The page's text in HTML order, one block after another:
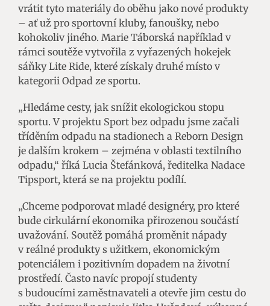
vrátit tyto materiály do oběhu jako nové produkty
– ať už pro sportovní kluby, fanoušky, nebo
kohokoliv jiného. Marie Táborská například v
rámci soutěže vytvořila z vyřazených hokejek
sáňky Lite Ride, které získaly druhé místo v
kategorii Odpad ze sportu.
„Hledáme cesty, jak snížit ekologickou stopu
sportu. V projektu Sport bez odpadu jsme začali
tříděním odpadu na stadionech a Reborn Design
je dalším krokem – zejména v oblasti textilního
odpadu,“ říká Lucia Štefánková, ředitelka Nadace
Tipsport, která se na projektu podílí.
„Chceme podporovat mladé designéry, pro které
bude cirkulární ekonomika přirozenou součástí
uvažování. Soutěž pomáhá proměnit nápady
v reálné produkty s užitkem, ekonomickým
potenciálem i pozitivním dopadem na životní
prostředí. Často navíc propojí studenty
s budoucími zaměstnavateli a otevře jim cestu do